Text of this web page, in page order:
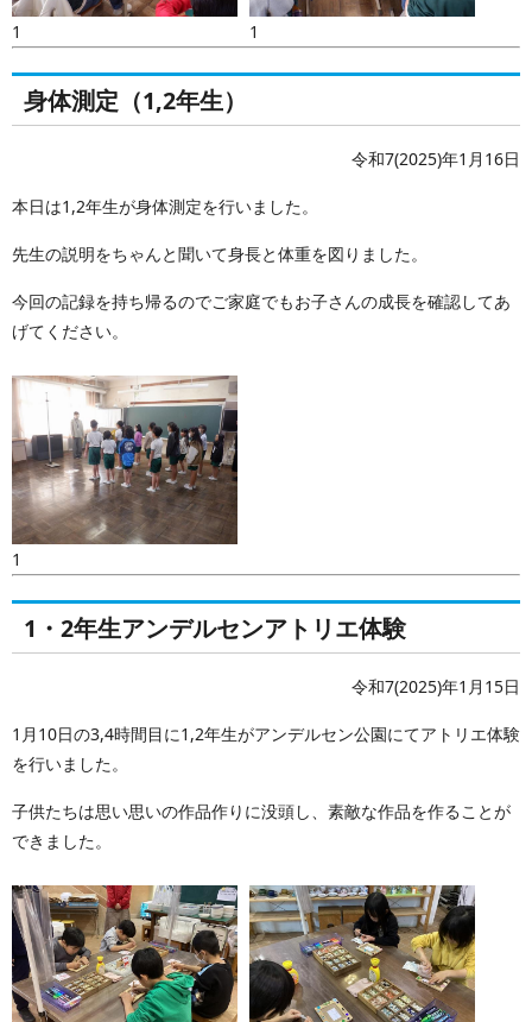
1 1
身体測定（1,2年生）
令和7(2025)年1月16日
本日は1,2年生が身体測定を行いました。
先生の説明をちゃんと聞いて身長と体重を図りました。
今回の記録を持ち帰るのでご家庭でもお子さんの成長を確認してあ
げてください。
1
1・2年生アンデルセンアトリエ体験
令和7(2025)年1月15日
1月10日の3,4時間目に1,2年生がアンデルセン公園にてアトリエ体験
を行いました。
子供たちは思い思いの作品作りに没頭し、素敵な作品を作ることが
できました。